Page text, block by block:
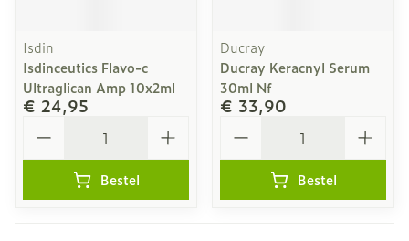
Isdin
Isdinceutics Flavo-c
Ultraglican Amp 10x2ml
€ 24,95
Bestel
Ducray
Ducray Keracnyl Serum
30ml Nf
€ 33,90
Bestel